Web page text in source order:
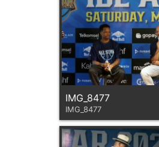
IMG_8477
IMG_8477